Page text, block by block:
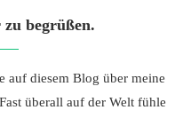
begrüßen.
auf diesem Blog über meine
überall auf der Welt fühle